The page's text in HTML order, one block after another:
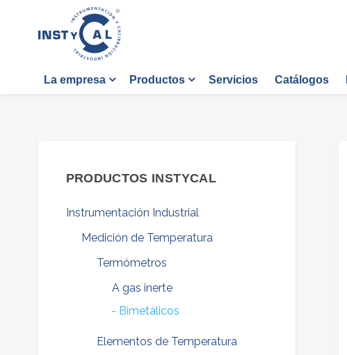
La empresa Productos Servicios Catálogos
PRODUCTOS INSTYCAL
Instrumentación Industrial
Medición de Temperatura
Termómetros
A gas inerte
Bimetálicos
Elementos de Temperatura